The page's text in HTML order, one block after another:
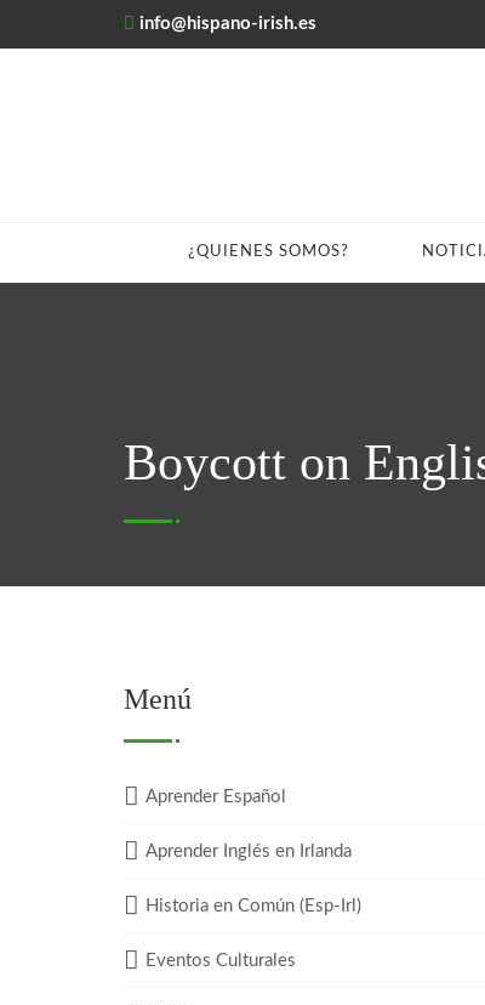
info@hispano-irish.es
¿QUIENES SOMOS?
Boycott on
Menú
Aprender Español
Aprender Inglés en Irlanda
Historia en Común (Esp-Irl)
Eventos Culturales